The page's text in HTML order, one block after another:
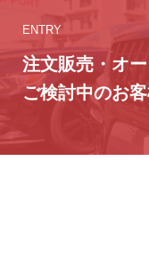
ENTRY
注文販売・オ
ご検討中のお